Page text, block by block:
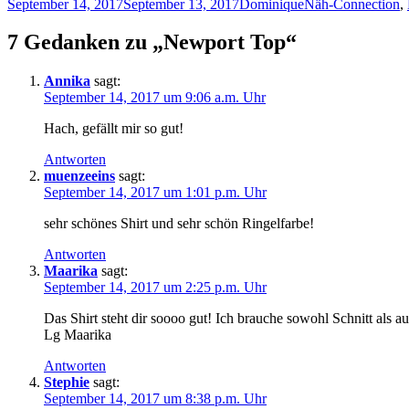
September 14, 2017September 13, 2017DominiqueNäh-Connection,
7 Gedanken zu „Newport Top“
Annika sagt:
September 14, 2017 um 9:06 a.m. Uhr
Hach, gefällt mir so gut!
Antworten
muenzeeins sagt:
September 14, 2017 um 1:01 p.m. Uhr
sehr schönes Shirt und sehr schön Ringelfarbe!
Antworten
Maarika sagt:
September 14, 2017 um 2:25 p.m. Uhr
Das Shirt steht dir soooo gut! Ich brauche sowohl Schnitt als
Lg Maarika
Antworten
Stephie sagt:
September 14, 2017 um 8:38 p.m. Uhr